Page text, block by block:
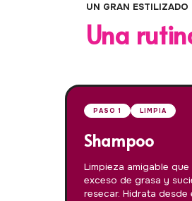
UN GRAN
Una
PASO 1 LIMPIA
Shampoo
Limpieza amigable que
exceso de grasa y
resecar. Hidrata desde